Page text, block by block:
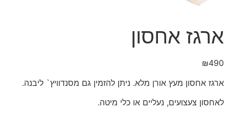
ארגז אחסון
₪490
ארגז אחסון מעץ אורן מלא. ניתן להזמין גם מסנדוויץ` ליבנה.
לאחסון צעצועים, נעליים או כלי מיטה.